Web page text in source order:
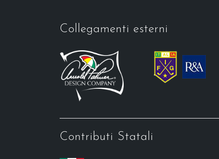
Collegamenti esterni
Contributi Statali